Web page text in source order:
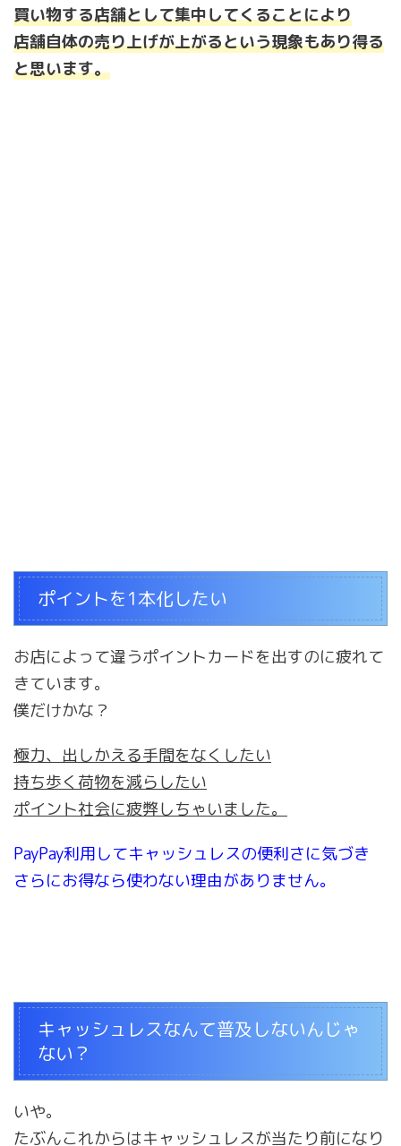
買い物する店舗として集中してくることにより
店舗自体の売り上げが上がるという現象もあり得る
と思います。
ポイントを1本化したい
お店によって違うポイントカードを出すのに疲れて
きています。
僕だけかな？
極力、出しかえる手間をなくしたい
持ち歩く荷物を減らしたい
ポイント社会に疲弊しちゃいました。
PayPay利用してキャッシュレスの便利さに気づき
さらにお得なら使わない理由がありません。
キャッシュレスなんて普及しないんじゃ
ない？
いや。
たぶんこれからはキャッシュレスが当たり前になり